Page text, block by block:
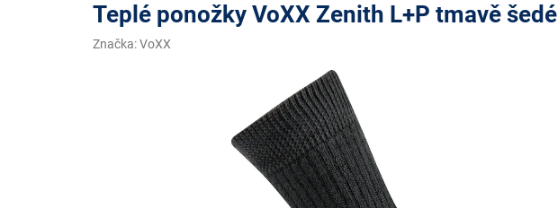
Teplé ponožky VoXX Zenith L+P tmavě šedé
Značka:VoXX